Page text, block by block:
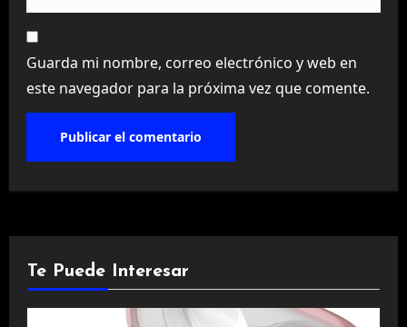
Guarda mi nombre, correo electrónico y web en
este navegador para la próxima vez que comente.
Te Puede Interesar